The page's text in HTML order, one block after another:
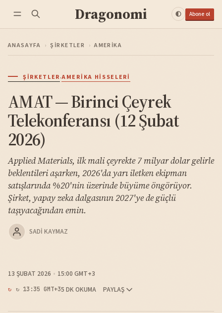
Dragonomi Abone ol
ANASAYFA › ŞIRKETLER › AMERIKA
ŞIRKETLER·AMERIKA HISSELERI
AMAT — Birinci Çeyrek
Telekonferansı (12 Şubat
2026)
Applied Materials, ilk mali çeyrekte 7 milyar dolar gelirle
beklentileri aşarken, 2026'da yarı iletken ekipman
satışlarında %20'nin üzerinde büyüme öngörüyor.
Şirket, yapay zeka dalgasının 2027'ye de güçlü
taşıyacağından emin.
SADI KAYMAZ
13 ŞUBAT 2026 15:00 GMT+3
↻ 13:35 GMT+35 DK OKUMA PAYLAŞ